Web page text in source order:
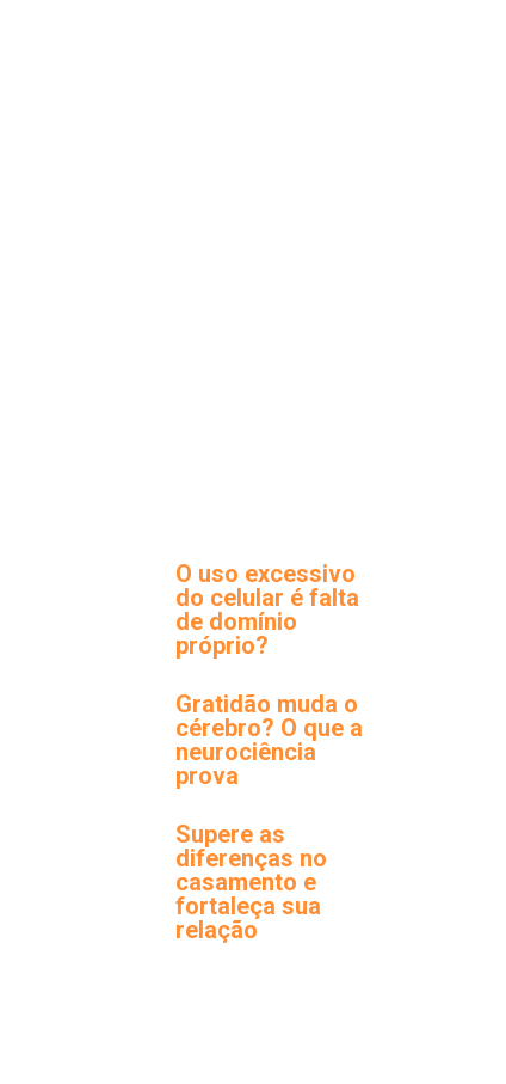
O uso excessivo
do celular é falta
de domínio
próprio?
Gratidão muda o
cérebro? O que a
neurociência
prova
Supere as
diferenças no
casamento e
fortaleça sua
relação